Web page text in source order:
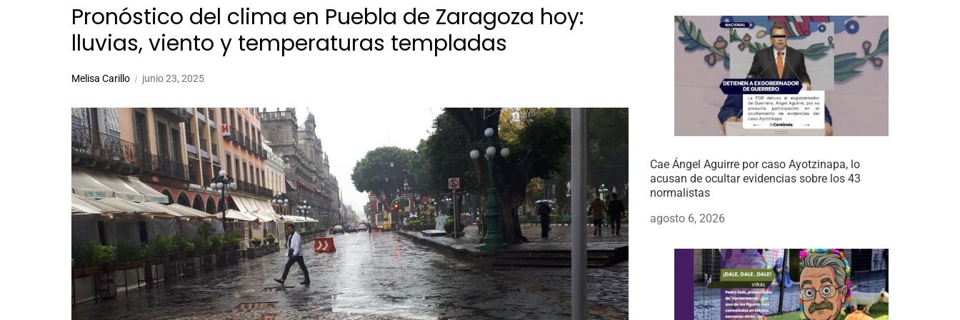
Pronóstico del clima en Puebla de Zaragoza hoy:
lluvias, viento y temperaturas templadas
Melisa Carillo junio 23, 2025
Cae Ángel Aguirre por caso Ayotzinapa, lo
acusan de ocultar evidencias sobre los 43
normalistas
agosto 6, 2026